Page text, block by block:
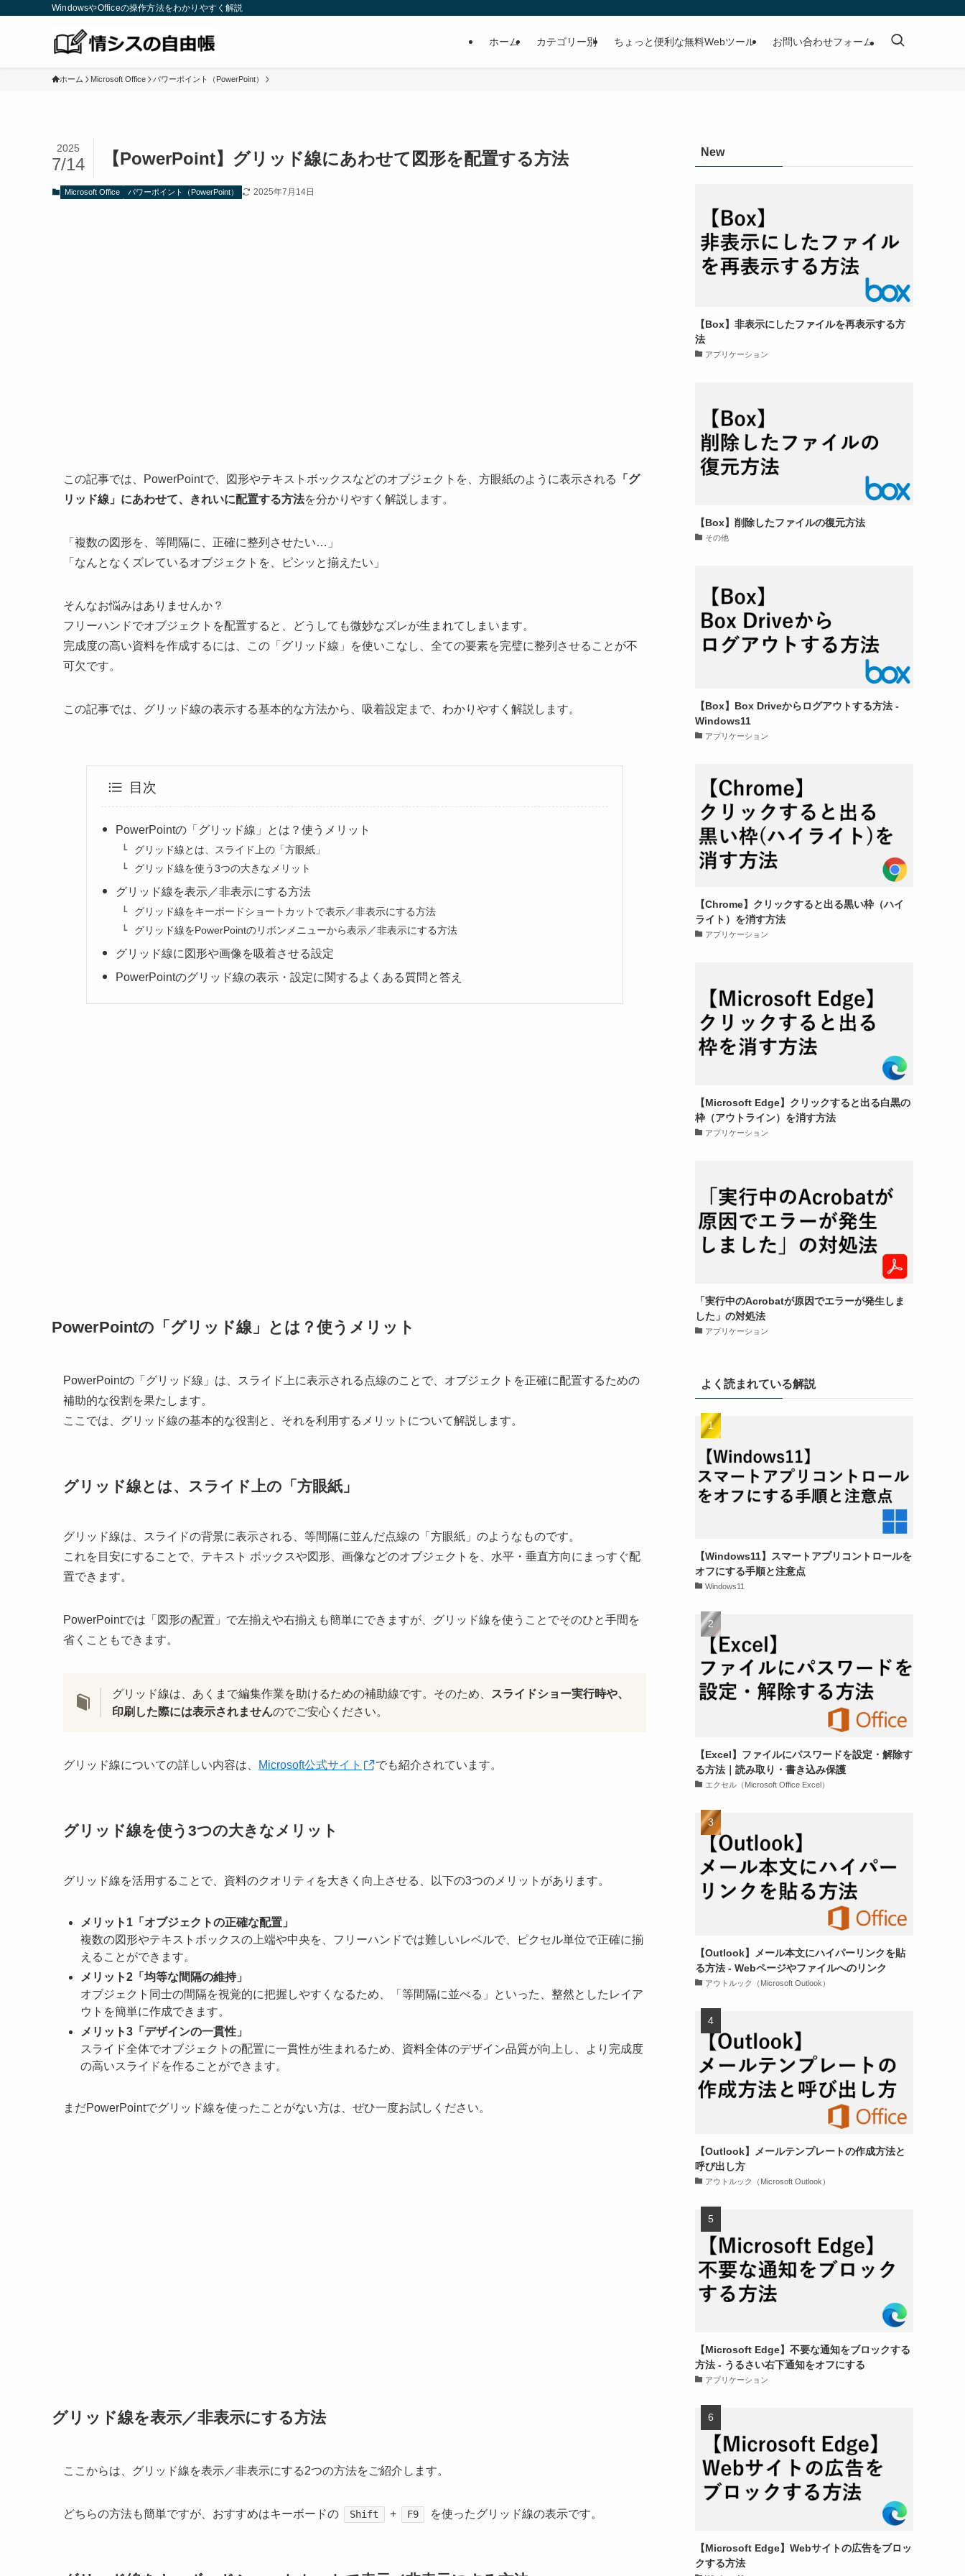
WindowsやOfficeの操作方法をわかりやすく解説
ホーム カテゴリー別 ちょっと便利な無料Webツール お問い合わせフォーム
ホーム Microsoft Office パワーポイント（PowerPoint）
【PowerPoint】グリッド線にあわせて図形を配置する方法
2025
7/14
Microsoft Office パワーポイント（PowerPoint） 2025年7月14日
この記事では、PowerPointで、図形やテキストボックスなどのオブジェクトを、方眼紙のように表示される
「グ
リッド線」にあわせて、きれいに配置する方法を分かりやすく解説します。
「複数の図形を、等間隔に、正確に整列させたい…」
「なんとなくズレているオブジェクトを、ピシッと揃えたい」
そんなお悩みはありませんか？
フリーハンドでオブジェクトを配置すると、どうしても微妙なズレが生まれてしまいます。
完成度の高い資料を作成するには、この「グリッド線」を使いこなし、全ての要素を完璧に整列させることが不
可欠です。
この記事では、グリッド線の表示する基本的な方法から、吸着設定まで、わかりやすく解説します。
目次
PowerPointの「グリッド線」とは？使うメリット
グリッド線とは、スライド上の「方眼紙」
グリッド線を使う3つの大きなメリット
グリッド線を表示／非表示にする方法
グリッド線をキーボードショートカットで表示／非表示にする方法
グリッド線をPowerPointのリボンメニューから表示／非表示にする方法
グリッド線に図形や画像を吸着させる設定
PowerPointのグリッド線の表示・設定に関するよくある質問と答え
PowerPointの「グリッド線」とは？使うメリット
PowerPointの「グリッド線」は、スライド上に表示される点線のことで、オブジェクトを正確に配置するための
補助的な役割を果たします。
ここでは、グリッド線の基本的な役割と、それを利用するメリットについて解説します。
グリッド線とは、スライド上の「方眼紙」
グリッド線は、スライドの背景に表示される、等間隔に並んだ点線の「方眼紙」のようなものです。
これを目安にすることで、テキスト ボックスや図形、画像などのオブジェクトを、水平・垂直方向にまっすぐ配
置できます。
PowerPointでは「図形の配置」で左揃えや右揃えも簡単にできますが、グリッド線を使うことでそのひと手間を
省くこともできます。
グリッド線は、あくまで編集作業を助けるための補助線です。そのため、
スライドショー実行時や、
印刷した際には表示されませんのでご安心ください。
グリッド線についての詳しい内容は、 Microsoft公式サイト でも紹介されています。
グリッド線を使う3つの大きなメリット
グリッド線を活用することで、資料のクオリティを大きく向上させる、以下の3つのメリットがあります。
メリット1「オブジェクトの正確な配置」
複数の図形やテキストボックスの上端や中央を、フリーハンドでは難しいレベルで、ピクセル単位で正確に揃
えることができます。
メリット2「均等な間隔の維持」
オブジェクト同士の間隔を視覚的に把握しやすくなるため、「等間隔に並べる」といった、整然としたレイア
ウトを簡単に作成できます。
メリット3「デザインの一貫性」
スライド全体でオブジェクトの配置に一貫性が生まれるため、資料全体のデザイン品質が向上し、より完成度
の高いスライドを作ることができます。
まだPowerPointでグリッド線を使ったことがない方は、ぜひ一度お試しください。
グリッド線を表示／非表示にする方法
ここからは、グリッド線を表示／非表示にする2つの方法をご紹介します。
どちらの方法も簡単ですが、おすすめはキーボードの Shift + F9 を使ったグリッド線の表示です。
New
【Box】非表示にしたファイルを再表示する方
法
アプリケーション
【Box】削除したファイルの復元方法
その他
【Box】Box Driveからログアウトする方法 -
Windows11
アプリケーション
【Chrome】クリックすると出る黒い枠（ハイ
ライト）を消す方法
アプリケーション
【Microsoft Edge】クリックすると出る白黒の
枠（アウトライン）を消す方法
アプリケーション
「実行中のAcrobatが原因でエラーが発生しま
した」の対処法
アプリケーション
よく読まれている解説
【Windows11】スマートアプリコントロールを
オフにする手順と注意点
Windows11
【Excel】ファイルにパスワードを設定・解除す
る方法｜読み取り・書き込み保護
エクセル（Microsoft Office Excel）
【Outlook】メール本文にハイパーリンクを貼
る方法 - Webページやファイルへのリンク
アウトルック（Microsoft Outlook）
【Outlook】メールテンプレートの作成方法と
呼び出し方
アウトルック（Microsoft Outlook）
【Microsoft Edge】不要な通知をブロックする
方法 - うるさい右下通知をオフにする
アプリケーション
【Microsoft Edge】Webサイトの広告をブロッ
クする方法